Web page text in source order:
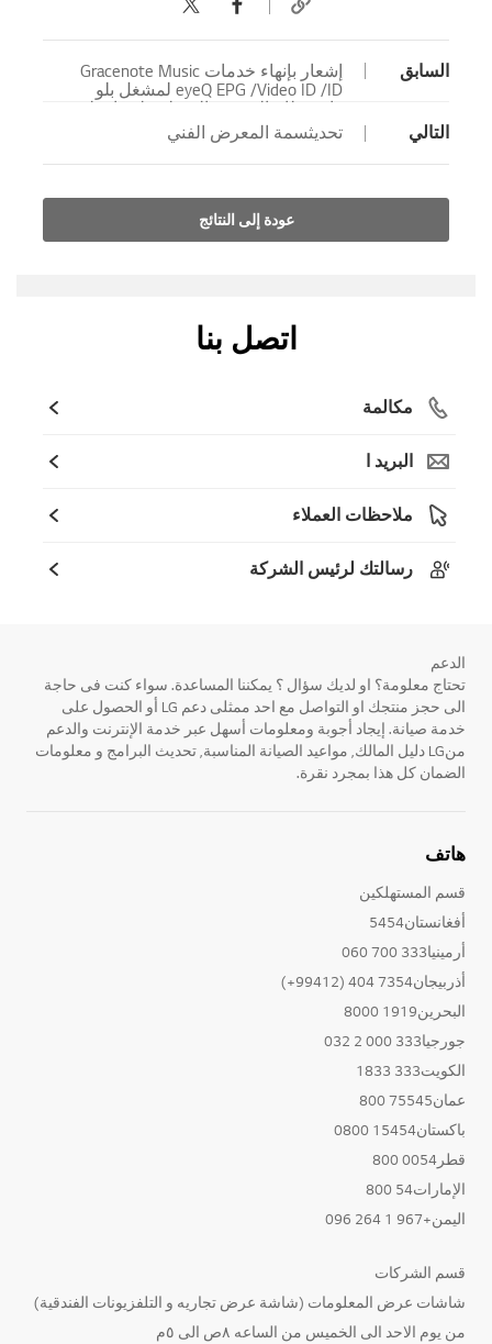
السابق
إشعار بإنهاء خدمات Gracenote Music
ID/‏ Video ID‏/ eyeQ EPG لمشغل بلو
راي/نظام المسرح المنزلي بلو راي لن
تكون متاحة بعد الآن.
التالي تحديثسمة المعرض الفني
عودة إلى النتائج
اتصل بنا
مكالمة
البريد ا
ملاحظات العملاء
رسالتك لرئيس الشركة
الدعم
تحتاج معلومة؟ او لديك سؤال ؟ يمكننا المساعدة. سواء كنت فى حاجة
الى حجز منتجك او التواصل مع احد ممثلى دعم LG أو الحصول على
خدمة صيانة. إيجاد أجوبة ومعلومات أسهل عبر خدمة الإنترنت والدعم
منLG دليل المالك, مواعيد الصيانة المناسبة, تحديث البرامج و معلومات
الضمان كل هذا بمجرد نقرة.
هاتف
قسم المستهلكين
أفغانستان5454
أرمينيا333 700 060
أذربيجان7354 404 (99412+)
البحرين1919 8000
جورجيا333 000 2 032
الكويت333 1833
عمان75545 800
باكستان15454 0800
قطر0054 800
الإمارات54 800
اليمن+967 1 264 096
قسم الشركات
شاشات عرض المعلومات (شاشة عرض تجاريه و التلفزيونات الفندقية)
من يوم الاحد الى الخميس من الساعه ٨ص الى ٥م